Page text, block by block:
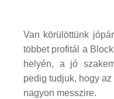
Van körülöttünk
többet profitál a
helyén, a jó
pedig tudjuk, hogy
nagyon messzire.